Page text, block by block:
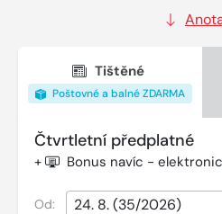
Tištěné
Poštovné a balné ZDARMA
Čtvrtletní předplatné
+ Bonus navíc -
Od: